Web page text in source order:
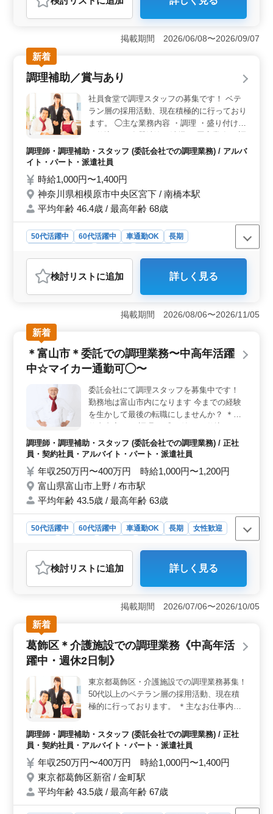
おすすめポイント
＜通勤の柔軟性＞ マイカー通勤が可能で、通勤手当の
実費が支給されます。遠方からの通勤や公共交通機関が
不便な場所にお住まいの方も、ストレスなく職場にアク
セスできます。 ＜経験を活かせる場＞ 調理経験3年
以上ある方が対象の求人で、職場では中高年の方が活躍
中です。これまでに培った調理のスキルや知識を活かせ
ます。 ＜勤務体系＞ 週休2日制で、早朝からの勤務
となりますが、早い時間に終わるため、午後からの自由
時間を有効に使うことができます。月の残業も10〜15時
間程度と少なめで、プライベートの時間も大切にできま
す。
掲載期間 2026/06/08〜2026/09/07
新着
調理補助／賞与あり
社員食堂で調理スタッフの募集です！ ベテ
ラン層の採用活動、現在積極的に行っており
ます。 ◯主な業務内容 ・調理 ・盛り付け
理補助 幅広い世代の方々も活躍中です！ 調
理師免許をお持ちの方や、お料理がお好きな
調理師・調理補助・スタッフ (委託会社での調理業務) / アルバ
イト・パート・派遣社員
時給1,000円〜1,400円
神奈川県相模原市中央区宮下 / 南橋本駅
平均年齢 46.4歳 / 最高年齢 68歳
50代活躍中 60代活躍中 車通勤OK
長期
調理師・調理補助・スタッフ
おすすめポイント
＜安定した収入と待遇＞ 賞与制度があり、年2回の賞与
が支給されるため、安定した収入が期待できます。3,000
円〜12,000円の賞与が支給されており、モチベーション
向上につながります。さらに、通勤手当も実費支給され
るため、通勤の負担も軽減されます。雇用・労災・健
康・厚生年金などの社会保険も完備しており、長期的に
安心して働ける環境が整っています。 ＜柔軟な勤務
立がしやすいです。勤務時間も9時から14時までと、家事
や育児と両立しやすい時間帯です。残業もないため、仕
事後の時間を自由に使うことができます。車通勤も可能
で、通勤手段の選択肢が広がります。シフト制なので、
自分のライフスタイルに合わせた働き方ができま
す。 ＜幅広い年齢層が活躍＞ 中高年の方も積極的
に採用しており、幅広い年齢層が活躍する職場です。特
に調理経験が1年以上ある方には即戦力として活躍する機
会が多いです。年齢や性別を問わず、誰でも安心して応
募できる環境が整っているため、再就職やキャリアチェ
ンジを考えている方にもおすすめです。調理師免許がな
検討リスト に追加 詳しく見る
掲載期間 2026/08/06〜2026/11/05
新着
＊富山市＊委託での調理業務〜中高年活躍
中☆マイカー通勤可◯〜
委託会社にて調理スタッフを募集中です！
勤務地は富山市内になります 今までの経験
を生かして最後の転職にしませんか？ ＊お
食器洗浄 ＊ポイント＊ ・社会保険完備 ・勤
務時間応相談 ・50代、60代の採用実績あり
ております！ ＼まずはお気軽にお問い合わ
せください／
調理師・調理補助・スタッフ (委託会社での調理業務) / 正社
員・契約社員・アルバイト・パート・派遣社員
年収250万円〜400万円 時給1,000円〜1,200円
富山県富山市上野 / 布市駅
平均年齢 43.5歳 / 最高年齢 63歳
50代活躍中 60代活躍中 車通勤OK 長期
女性歓迎
おすすめポイント
＜経験を活かせる＞ この求人は、調理経験3年以上の方
を対象としております。中高年の方も多く活躍してお
り、経験豊富な世代がその能力をフルに発揮できる職場
です。 ＜柔軟な勤務体系＞ 勤務時間は応相談で
す。マイカー通勤が可能で、通勤の利便性も高く、自身
のライフスタイルに合わせた働き方が可能です。 ＜
安心の待遇＞ 社会保険完備をはじめ、福利厚生面も充
り、年齢を気にせず応募できます。
検討リスト に追加 詳しく見る
掲載期間 2026/07/06〜2026/10/05
新着
葛飾区＊介護施設での調理業務《中高年活
躍中・週休2日制》
東京都葛飾区・介護施設での調理業務募集！
50代以上のベテラン層の採用活動、現在積
極的に行っております。 ＊主なお仕事内容
厨房業務 ・調理補助 ＊備考 ・週休2日制
（シフト制） ・社会保険完備 ・勤務時間応
ー通勤OK！（無料駐車場あり） 今まで培っ
てきたご経験が活かせる職場です。 ブラン
クありでもご応募可能。 まずはお問い合わ
せください！
調理師・調理補助・スタッフ (委託会社での調理業務) / 正社
員・契約社員・アルバイト・パート・派遣社員
年収250万円〜400万円 時給1,000円〜1,400円
東京都葛飾区新宿 / 金町駅
平均年齢 43.5歳 / 最高年齢 67歳